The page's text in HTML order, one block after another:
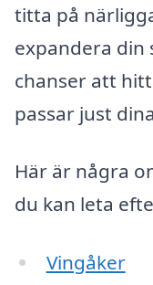
titta på
expandera din
chanser att
passar just
Här är några
du kan leta
Vingåker